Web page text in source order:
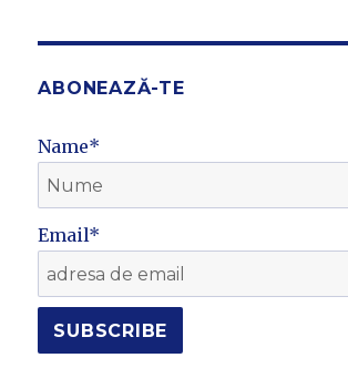
ABONEAZĂ-TE
Name*
Email*